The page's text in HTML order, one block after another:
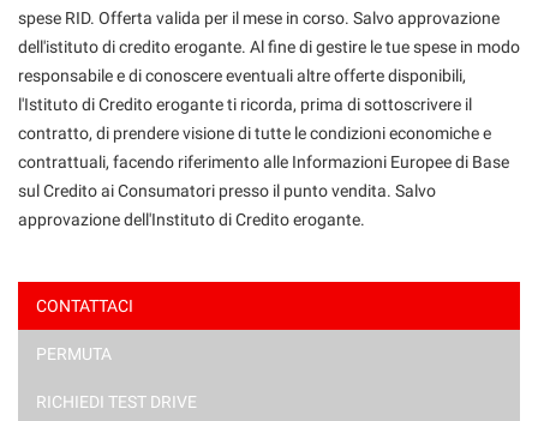
Ho letto e accetto
marketing
spese RID. Offerta valida per il mese in corso. Salvo approvazione
dell'istituto di credito erogante. Al fine di gestire le tue spese in modo
responsabile e di conoscere eventuali altre offerte disponibili,
l'Istituto di Credito erogante ti ricorda, prima di sottoscrivere il
contratto, di prendere visione di tutte le condizioni economiche e
contrattuali, facendo riferimento alle Informazioni Europee di Base
sul Credito ai Consumatori presso il punto vendita. Salvo
approvazione dell'Instituto di Credito erogante.
CONTATTACI
PERMUTA
RICHIEDI TEST DRIVE